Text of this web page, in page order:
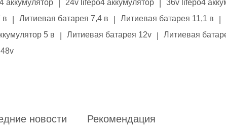
аккумулятор 24v lifepo4 аккумулятор 36v lifepo4
в Литиевая батарея 7,4 в Литиевая батарея 11,1 в
5 в Литиевая батарея 12v Литиевая
новости Рекомендация